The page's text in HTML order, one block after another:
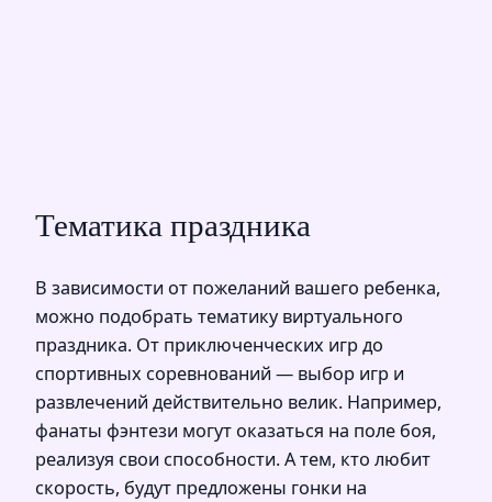
Тематика праздника
В зависимости от пожеланий вашего ребенка,
можно подобрать тематику виртуального
праздника. От приключенческих игр до
спортивных соревнований — выбор игр и
развлечений действительно велик. Например,
фанаты фэнтези могут оказаться на поле боя,
реализуя свои способности. А тем, кто любит
скорость, будут предложены гонки на